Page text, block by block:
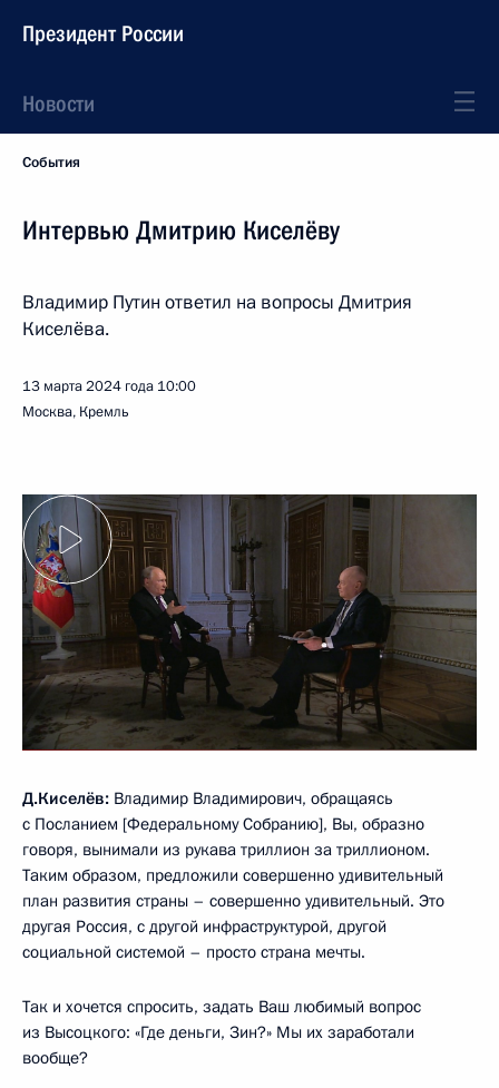
Президент России
Новости
События
Интервью Дмитрию Киселёву
Владимир Путин ответил на вопросы Дмитрия
Киселёва.
13 марта 2024 года 10:00
Москва, Кремль
Д.Киселёв: Владимир Владимирович, обращаясь
с Посланием [Федеральному Собранию], Вы, образно
говоря, вынимали из рукава триллион за триллионом.
Таким образом, предложили совершенно удивительный
план развития страны – совершенно удивительный. Это
другая Россия, с другой инфраструктурой, другой
социальной системой – просто страна мечты.
Так и хочется спросить, задать Ваш любимый вопрос
из Высоцкого: «Где деньги, Зин?» Мы их заработали
вообще?